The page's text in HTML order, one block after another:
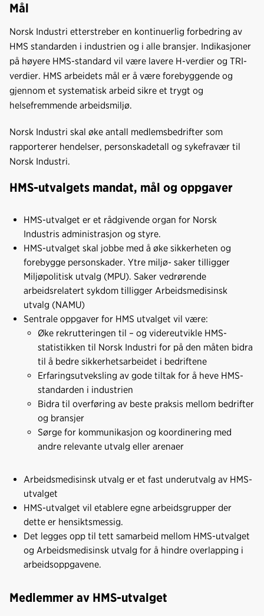
Mål
Norsk Industri etterstreber en kontinuerlig forbedring av
HMS standarden i industrien og i alle bransjer. Indikasjoner
på høyere HMS-standard vil være lavere H-verdier og TRI-
verdier. HMS arbeidets mål er å være forebyggende og
gjennom et systematisk arbeid sikre et trygt og
helsefremmende arbeidsmiljø.
Norsk Industri skal øke antall medlemsbedrifter som
rapporterer hendelser, personskadetall og sykefravær til
Norsk Industri.
HMS-utvalgets mandat, mål og oppgaver
HMS-utvalget er et rådgivende organ for Norsk
Industris administrasjon og styre.
HMS-utvalget skal jobbe med å øke sikkerheten og
forebygge personskader. Ytre miljø- saker tilligger
Miljøpolitisk utvalg (MPU). Saker vedrørende
arbeidsrelatert sykdom tilligger Arbeidsmedisinsk
utvalg (NAMU)
Sentrale oppgaver for HMS utvalget vil være:
Øke rekrutteringen til – og videreutvikle HMS-
statistikken til Norsk Industri for på den måten bidra
til å bedre sikkerhetsarbeidet i bedriftene
Erfaringsutveksling av gode tiltak for å heve HMS-
standarden i industrien
Bidra til overføring av beste praksis mellom bedrifter
og bransjer
Sørge for kommunikasjon og koordinering med
andre relevante utvalg eller arenaer
Arbeidsmedisinsk utvalg er et fast underutvalg av HMS-
utvalget
HMS-utvalget vil etablere egne arbeidsgrupper der
dette er hensiktsmessig.
Det legges opp til tett samarbeid mellom HMS-utvalget
og Arbeidsmedisinsk utvalg for å hindre overlapping i
arbeidsoppgavene.
Medlemmer av HMS-utvalget